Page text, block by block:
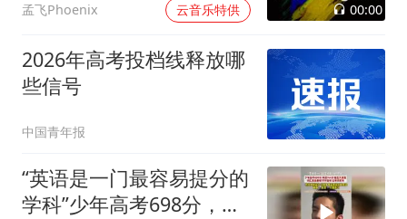
孟飞Phoenix 云音乐特供 00:00
2026年高考投档线释放哪
些信号
中国青年报
“英语是一门最容易提分的
学科”少年高考698分，英